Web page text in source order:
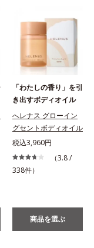
「わたしの香り」を引
き出すボディオイル
へレナス グローイン
グセントボディオイル
税込3,960円
（3.8 /
338件）
商品を選ぶ